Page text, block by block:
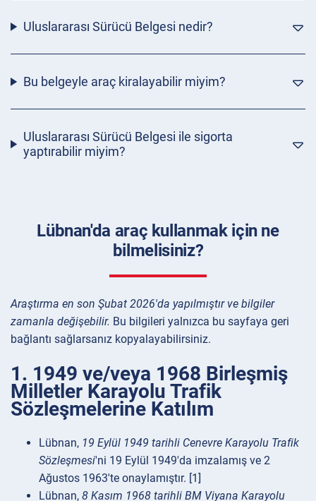
Uluslararası Sürücü Belgesi nedir?
Bu belgeyle araç kiralayabilir miyim?
Uluslararası Sürücü Belgesi ile sigorta
yaptırabilir miyim?
Lübnan'da araç kullanmak için ne
bilmelisiniz?
Araştırma en son Şubat 2026'da yapılmıştır ve bilgiler
zamanla değişebilir. Bu bilgileri yalnızca bu sayfaya geri
bağlantı sağlarsanız kopyalayabilirsiniz.
1. 1949 ve/veya 1968 Birleşmiş
Milletler Karayolu Trafik
Sözleşmelerine Katılım
Lübnan, 19 Eylül 1949 tarihli Cenevre Karayolu Trafik
Sözleşmesi'ni 19 Eylül 1949'da imzalamış ve 2
Ağustos 1963'te onaylamıştır. [1]
Lübnan, 8 Kasım 1968 tarihli BM Viyana Karayolu